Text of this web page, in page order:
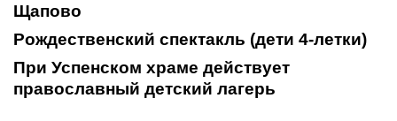
Щапово
Рождественский спектакль (дети 4-летки)
При Успенском храме действует
православный детский лагерь